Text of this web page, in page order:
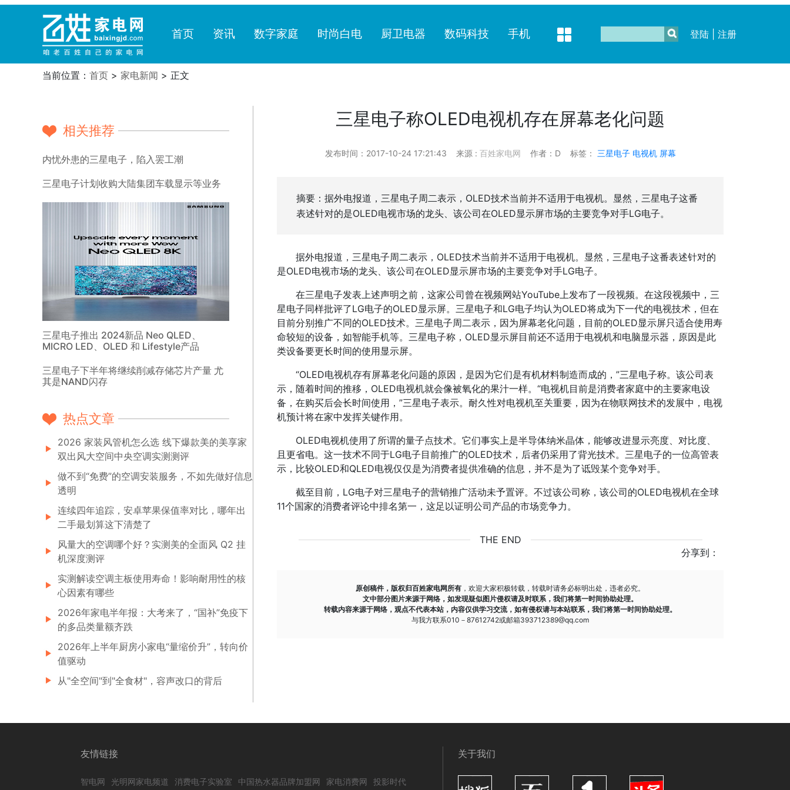
首页 资讯 数字家庭 时尚白电 厨卫电器 数码科技 手机 登陆| 注册
当前位置： 首页 > 家电新闻 > 正文
相关推荐
内忧外患的三星电子，陷入罢工潮
三星电子计划收购大陆集团车载显示等业务
三星电子推出 2024新品 Neo QLED、
MICRO LED、OLED 和 Lifestyle产品
三星电子下半年将继续削减存储芯片产量 尤
其是NAND闪存
热点文章
2026 家装风管机怎么选 线下爆款美的美享家
双出风大空间中央空调实测测评
做不到“免费”的空调安装服务，不如先做好信息
透明
连续四年追踪，安卓苹果保值率对比，哪年出
二手最划算这下清楚了
风量大的空调哪个好？实测美的全面风 Q2 挂
机深度测评
实测解读空调主板使用寿命！影响耐用性的核
心因素有哪些
2026年家电半年报：大考来了，“国补”免疫下
的多品类量额齐跌
2026年上半年厨房小家电“量缩价升”，转向价
值驱动
从"全空间"到"全食材"，容声改口的背后
三星电子称OLED电视机存在屏幕老化问题
发布时间：2017-10-24 17:21:43 来源 : 百姓家电网 作者：D 标签： 三星电子 电视机 屏幕
摘要：据外电报道，三星电子周二表示，OLED技术当前并不适用于电视机。显然，三星电子这番
表述针对的是OLED电视市场的龙头、该公司在OLED显示屏市场的主要竞争对手LG电子。
据外电报道，三星电子周二表示，OLED技术当前并不适用于电视机。显然，三星电子这番表述针对的
是OLED电视市场的龙头、该公司在OLED显示屏市场的主要竞争对手LG电子。
在三星电子发表上述声明之前，这家公司曾在视频网站YouTube上发布了一段视频。在这段视频中，三
星电子同样批评了LG电子的OLED显示屏。三星电子和LG电子均认为OLED将成为下一代的电视技术，但在
目前分别推广不同的OLED技术。三星电子周二表示，因为屏幕老化问题，目前的OLED显示屏只适合使用寿
命较短的设备，如智能手机等。三星电子称，OLED显示屏目前还不适用于电视机和电脑显示器，原因是此
类设备要更长时间的使用显示屏。
“OLED电视机存有屏幕老化问题的原因，是因为它们是有机材料制造而成的，”三星电子称。该公司表
示，随着时间的推移，OLED电视机就会像被氧化的果汁一样。“电视机目前是消费者家庭中的主要家电设
备，在购买后会长时间使用，”三星电子表示。耐久性对电视机至关重要，因为在物联网技术的发展中，电视
机预计将在家中发挥关键作用。
OLED电视机使用了所谓的量子点技术。它们事实上是半导体纳米晶体，能够改进显示亮度、对比度、
且更省电。这一技术不同于LG电子目前推广的OLED技术，后者仍采用了背光技术。三星电子的一位高管表
示，比较OLED和QLED电视仅仅是为消费者提供准确的信息，并不是为了诋毁某个竞争对手。
截至目前，LG电子对三星电子的营销推广活动未予置评。不过该公司称，该公司的OLED电视机在全球
11个国家的消费者评论中排名第一，这足以证明公司产品的市场竞争力。
THE END
分享到：
原创稿件，版权归百姓家电网所有 ，欢迎大家积极转载，转载时请务必标明出处，违者必究。
文中部分图片来源于网络，如发现疑似图片侵权请及时联系，我们将第一时间协助处理。
转载内容来源于网络，观点不代表本站，内容仅供学习交流，如有侵权请与本站联系，我们将第一时间协助处理。
与我方联系010－87612742或邮箱393712389@qq.com
友情链接
智电网 光明网家电频道 消费电子实验室 中国热水器品牌加盟网 家电消费网
投影时代
关于我们